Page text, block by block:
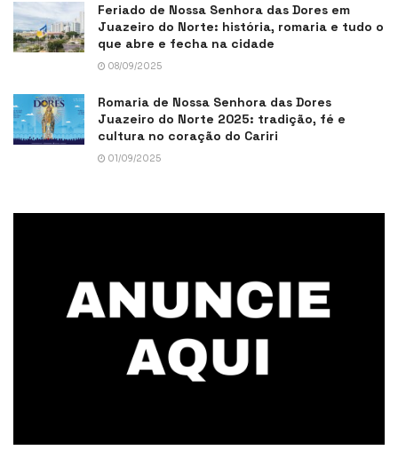
Feriado de Nossa Senhora das Dores em
Juazeiro do Norte: história, romaria e tudo o
que abre e fecha na cidade
08/09/2025
Romaria de Nossa Senhora das Dores
Juazeiro do Norte 2025: tradição, fé e
cultura no coração do Cariri
01/09/2025